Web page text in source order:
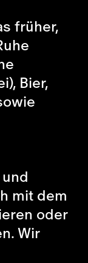
früher,
Bier,
mit dem
oder
Wir